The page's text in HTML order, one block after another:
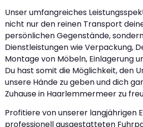
Unser umfangreiches
nicht nur den reinen Transport
persönlichen Gegenstände,
Dienstleistungen wie Verpackung,
Montage von Möbeln, Einlagerung
Du hast somit die Möglichkeit, den
unsere Hände zu geben und dich
Zuhause in Haarlemmermeer zu
Profitiere von unserer langjährigen
professionell ausgestatteten